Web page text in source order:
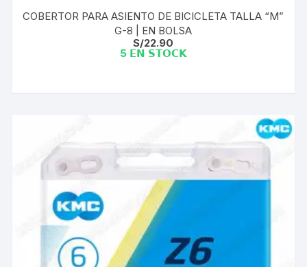
COBERTOR PARA ASIENTO DE BICICLETA TALLA “M”
G-8 | EN BOLSA
S/22.90
5 𝗘𝗡 𝗦𝗧𝗢𝗖𝗞